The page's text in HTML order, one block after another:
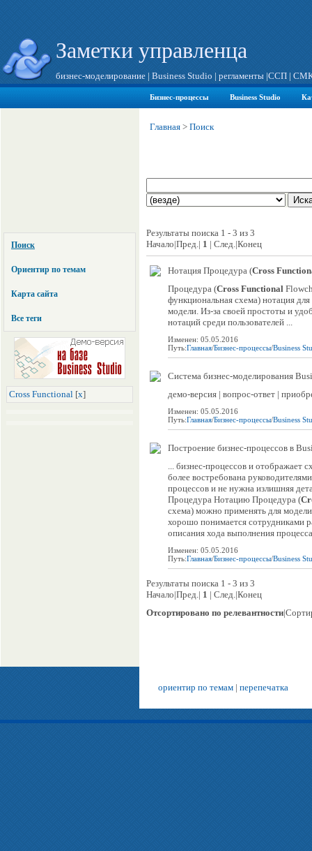
Заметки управленца
бизнес-моделирование | Business Studio | регламенты |ССП |
Бизнес-процессы Business Studio
Поиск
Ориентир по темам
Карта сайта
Все теги
Cross Functional [x]
Главная > Поиск
Результаты поиска 1 - 3 из 3
Начало|Пред.| 1 | След.|Конец
Нотация Процедура (Cross
Процедура (Cross Functional
функциональная схема) нотация
модели. Из-за своей простоты и
нотаций среди пользователей ...
Изменен: 05.05.2016
Путь:Главная/Бизнес-процессы/Business
Система бизнес-моделирования
демо-версия | вопрос-ответ |
Изменен: 05.05.2016
Путь:Главная/Бизнес-процессы/Business
Построение бизнес-процессов в
... бизнес-процессов и отображает
более востребована
процессов и не нужна излишняя
Процедура Нотацию Процедура (
схема) можно применять для
хорошо понимается сотрудниками
описания хода выполнения
Изменен: 05.05.2016
Путь:Главная/Бизнес-процессы/Business
Результаты поиска 1 - 3 из 3
Начало|Пред.| 1 | След.|Конец
Отсортировано по релевантности
ориентир по темам | перепечатка